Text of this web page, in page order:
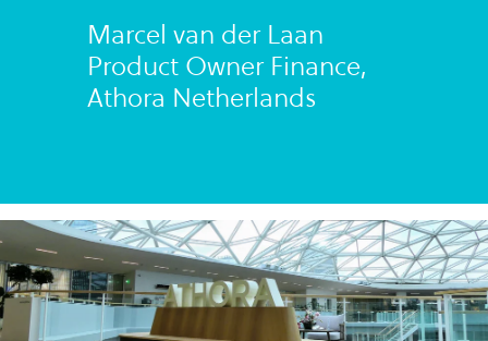
Marcel van der Laan
Product Owner Finance,
Athora Netherlands